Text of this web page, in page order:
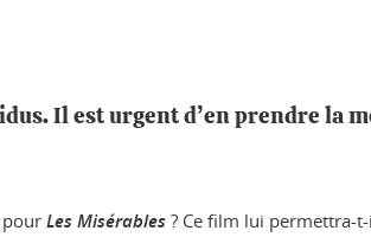
Il est urgent d’en prendre la
pour Les Misérables ? Ce film lui permettra-